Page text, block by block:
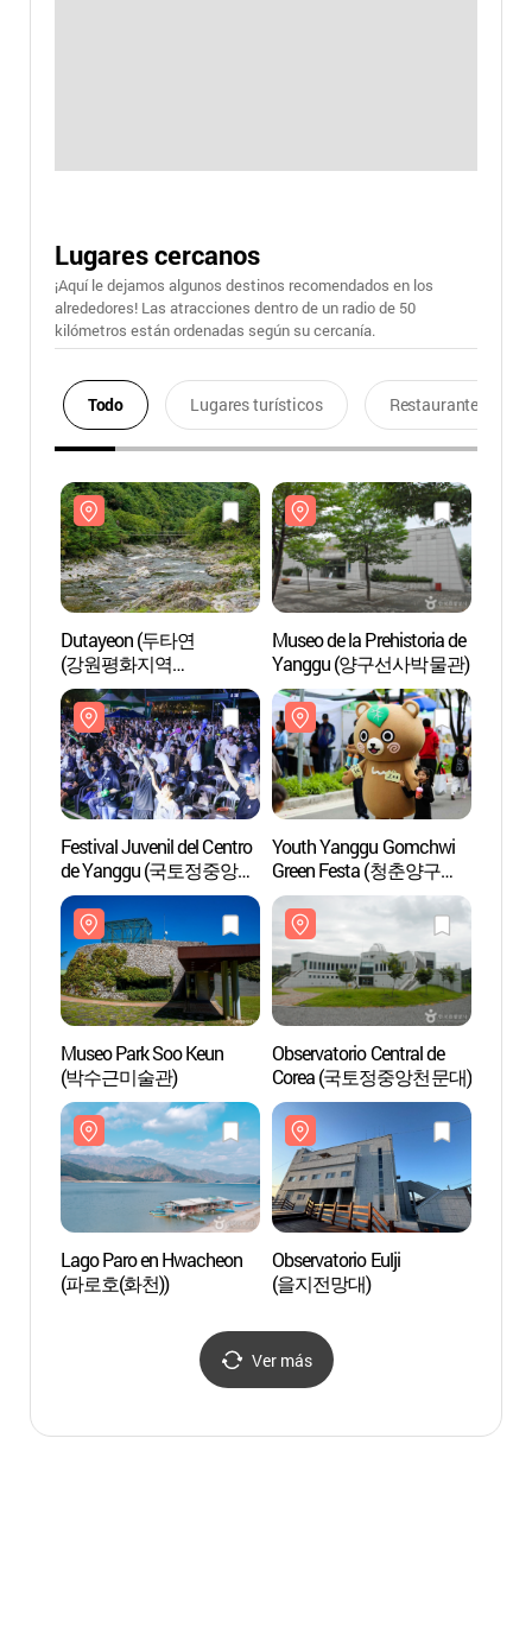
Lugares cercanos
¡Aquí le dejamos algunos destinos recomendados en los
alrededores! Las atracciones dentro de un radio de 50
kilómetros están ordenadas según su cercanía.
Todo Lugares turísticos Restaurantes
Dutayeon (두타연
(강원평화지역
국가지질공원))
Museo de la Prehistoria de
Yanggu (양구선사박물관)
Festival Juvenil del Centro
de Yanggu (국토정중앙
청춘양구 배꼽축제)
Youth Yanggu Gomchwi
Green Festa (청춘양구
곰취축제)
Museo Park Soo Keun
(박수근미술관)
Observatorio Central de
Corea (국토정중앙천문대)
Lago Paro en Hwacheon
(파로호(화천))
Observatorio Eulji
(을지전망대)
Ver más